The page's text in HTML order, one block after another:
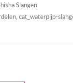
Slangen
cat_waterpijp-